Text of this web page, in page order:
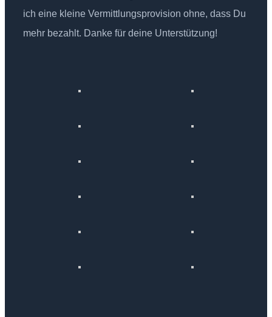
ich eine kleine Vermittlungsprovision ohne, dass Du
mehr bezahlt. Danke für deine Unterstützung!